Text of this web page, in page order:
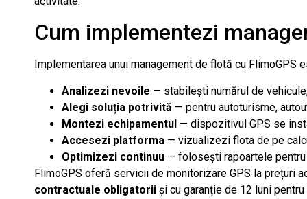
Cum implementezi
Implementarea unui management de flotă cu
Analizezi nevoile — stabilești numărul de
Alegi soluția potrivită — pentru autoturisme,
Montezi echipamentul — dispozitivul GPS se
Accesezi platforma — vizualizezi flota de pe
Optimizezi continuu — folosești rapoartele
FlimoGPS oferă servicii de monitorizare GPS la prețuri
contractuale obligatorii și cu garanție de 12 luni